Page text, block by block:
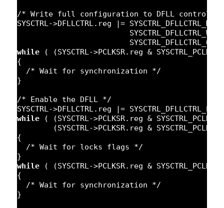
/* Write full configuration to DFLL control
SYSCTRL->DFLLCTRL.reg |=
while
( (SYSCTRL->PCLKSR.reg &
{
/* Wait for synchronization */
}
/* Enable the DFLL */
SYSCTRL->DFLLCTRL.reg |=
while
( (SYSCTRL->PCLKSR.reg &
(SYSCTRL->PCLKSR.reg &
{
/* Wait for locks flags */
}
while
( (SYSCTRL->PCLKSR.reg &
{
/* Wait for synchronization */
}